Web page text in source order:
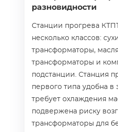
разновидности
Станции прогрева
несколько классов:
трансформаторы,
трансформаторы и
подстанции. Станция
первого типа удобна в
требует охлаждения
подвержена риску
трансформаторы для